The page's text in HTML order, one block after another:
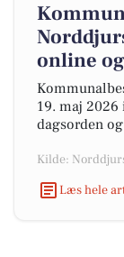
online
19. maj 2026
dagsorden
Kilde:
Læs hele